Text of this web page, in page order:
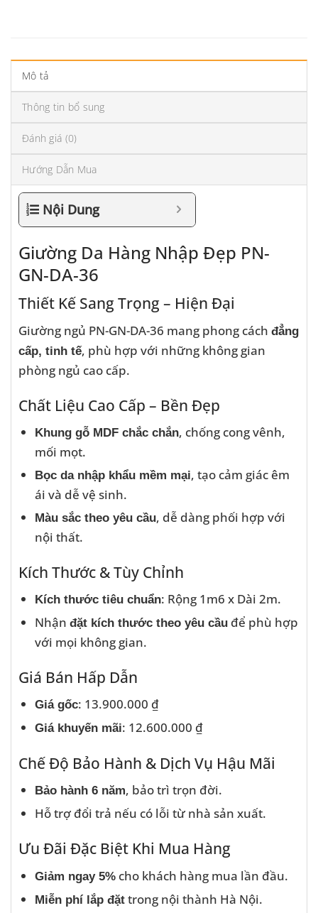
Mô tả
Thông tin bổ sung
Đánh giá (0)
Hướng Dẫn Mua
Nội Dung
Giường Da Hàng Nhập Đẹp PN-
GN-DA-36
Thiết Kế Sang Trọng – Hiện Đại
Giường ngủ PN-GN-DA-36 mang phong cách đẳng
cấp, tinh tế, phù hợp với những không gian
phòng ngủ cao cấp.
Chất Liệu Cao Cấp – Bền Đẹp
Khung gỗ MDF chắc chắn, chống cong vênh,
mối mọt.
Bọc da nhập khẩu mềm mại, tạo cảm giác êm
ái và dễ vệ sinh.
Màu sắc theo yêu cầu, dễ dàng phối hợp với
nội thất.
Kích Thước & Tùy Chỉnh
Kích thước tiêu chuẩn: Rộng 1m6 x Dài 2m.
Nhận đặt kích thước theo yêu cầuđể phù hợp
với mọi không gian.
Giá Bán Hấp Dẫn
Giá gốc: 13.900.000 ₫
Giá khuyến mãi: 12.600.000 ₫
Chế Độ Bảo Hành & Dịch Vụ Hậu Mãi
Bảo hành 6 năm, bảo trì trọn đời.
Hỗ trợ đổi trả nếu có lỗi từ nhà sản xuất.
Ưu Đãi Đặc Biệt Khi Mua Hàng
Giảm ngay 5%cho khách hàng mua lần đầu.
Miễn phí lắp đặttrong nội thành Hà Nội.